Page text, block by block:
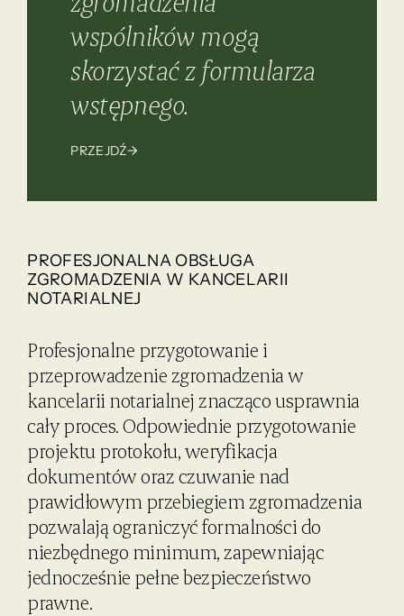
wspólników mogą
skorzystać z formularza
wstępnego.
PRZEJDŹ
PROFESJONALNA OBSŁUGA
ZGROMADZENIA W KANCELARII
NOTARIALNEJ
Profesjonalne przygotowanie i
przeprowadzenie zgromadzenia w
kancelarii notarialnej znacząco usprawnia
cały proces. Odpowiednie przygotowanie
projektu protokołu, weryfikacja
dokumentów oraz czuwanie nad
prawidłowym przebiegiem zgromadzenia
pozwalają ograniczyć formalności do
niezbędnego minimum, zapewniając
jednocześnie pełne bezpieczeństwo
prawne.